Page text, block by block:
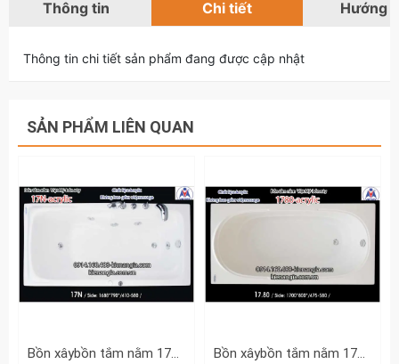
Thông tin Chi tiết Hướng
Thông tin chi tiết sản phẩm đang được cập nhật
SẢN PHẨM LIÊN QUAN
Bồn xâybồn tắm nằm 17m Việt Mỹ Acrylic-17N Bồn xâybồn tắm nằm 17m Việt Mỹ Acrylic-1780